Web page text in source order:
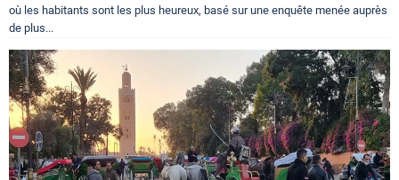
où les habitants sont les plus heureux, basé sur une enquête menée auprès
de plus...